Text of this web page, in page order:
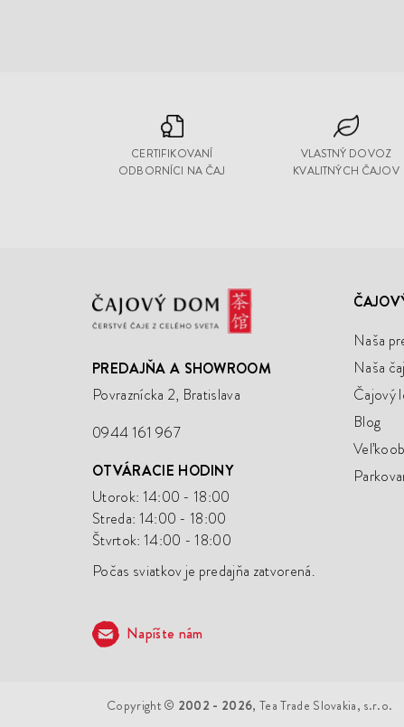
CERTIFIKOVANÍ
ODBORNÍCI NA ČAJ
VLASTNÝ DOVOZ
KVALITNÝCH ČAJOV
Čajový
Dom
PREDAJŇA A SHOWROOM
Povraznícka 2, Bratislava
0944 161 967
OTVÁRACIE HODINY
Utorok: 14:00 - 18:00
Streda: 14:00 - 18:00
Štvrtok: 14:00 - 18:00
Počas sviatkov je predajňa zatvorená.
Napíšte nám
Naša
Naša
Čajový
Blog
Copyright © 2002 - 2026, Tea Trade Slovakia, s.r.o.